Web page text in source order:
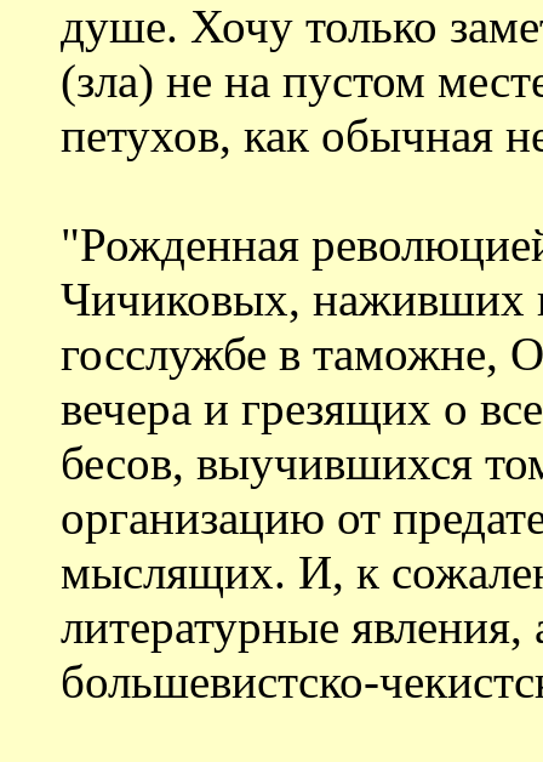
душе. Хочу только
(зла) не на пустом
петухов, как обычная
"Рожденная
Чичиковых, наживших
госслужбе в таможне,
вечера и грезящих о
бесов, выучившихся
организацию от
мыслящих. И, к
литературные явления,
большевистско-